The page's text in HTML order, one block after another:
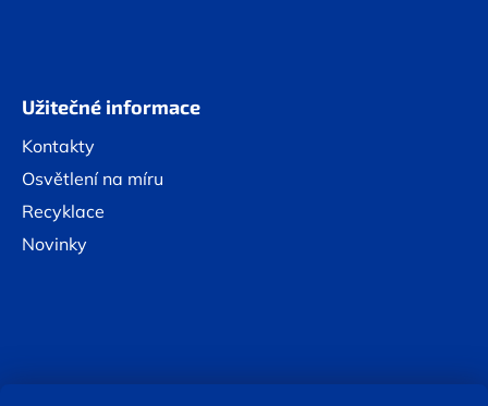
Užitečné informace
Kontakty
Osvětlení na míru
Recyklace
Novinky